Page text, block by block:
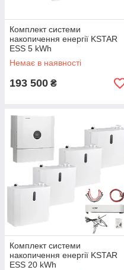
Комплект системи
накопичення енергії KSTAR
ESS 5 kWh
Немає в наявності
193 500 ₴
Комплект системи
накопичення енергії KSTAR
ESS 20 kWh